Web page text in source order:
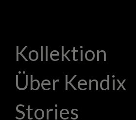
Kollektion
Über Kendix
Stories